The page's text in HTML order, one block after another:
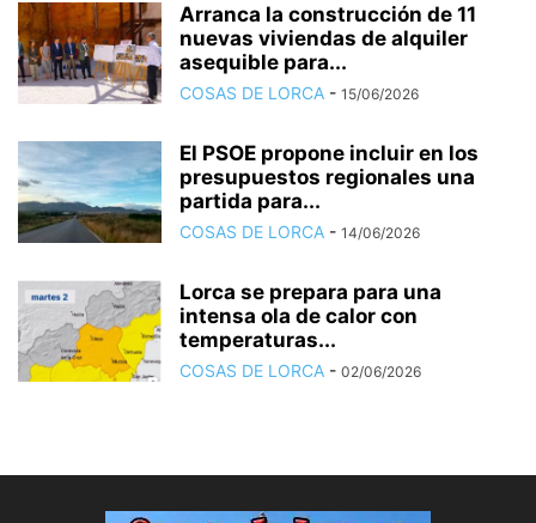
Arranca la construcción de 11
nuevas viviendas de alquiler
asequible para...
COSAS DE LORCA - 15/06/2026
El PSOE propone incluir en los
presupuestos regionales una
partida para...
COSAS DE LORCA - 14/06/2026
Lorca se prepara para una
intensa ola de calor con
temperaturas...
COSAS DE LORCA - 02/06/2026